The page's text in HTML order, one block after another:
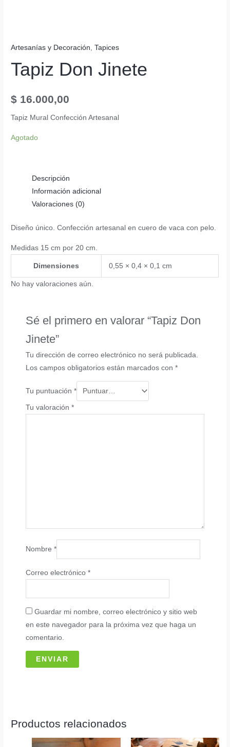
Artesanías y Decoración,Tapices
Tapiz Don Jinete
$ 16.000,00
Tapiz Mural Confección Artesanal
Agotado
Descripción
Información adicional
Valoraciones (0)
Diseño único. Confección artesanal en cuero de vaca con pelo.
Medidas 15 cm por 20 cm.
Dimensiones 0,55 × 0,4 × 0,1 cm
No hay valoraciones aún.
Sé el primero en valorar “Tapiz Don
Jinete”
Tu dirección de correo electrónico no será publicada.
Los campos obligatorios están marcados con*
Tu puntuación*
Tu valoración*
Nombre*
Correo electrónico*
Guardar mi nombre, correo electrónico y sitio web
en este navegador para la próxima vez que haga un
comentario.
Productos relacionados